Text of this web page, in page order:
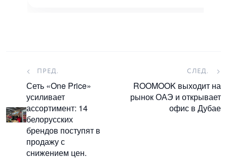
ПРЕД.
Сеть «One Price»
усиливает
ассортимент: 14
белорусских
брендов поступят в
продажу с
снижением цен.
СЛЕД.
ROOMOOK выходит на
рынок ОАЭ и открывает
офис в Дубае